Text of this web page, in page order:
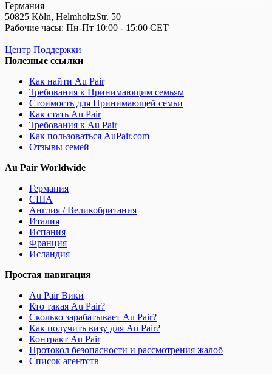
Германия
50825 Köln, HelmholtzStr. 50
Рабочие часы: Пн-Пт 10:00 - 15:00 CET
Центр Поддержки
Полезные ссылки
Как найти Au Pair
Требования к Принимающим семьям
Стоимость для Принимающей семьи
Как стать Au Pair
Требования к Au Pair
Как пользоваться AuPair.com
Отзывы семей
Au Pair Worldwide
Германия
США
Англия / Великобритания
Италия
Испания
Франция
Исландия
Простая навигация
Au Pair Вики
Кто такая Au Pair?
Сколько зарабатывает Au Pair?
Как получить визу для Au Pair?
Контракт Au Pair
Протокол безопасности и рассмотрения жалоб
Список агентств